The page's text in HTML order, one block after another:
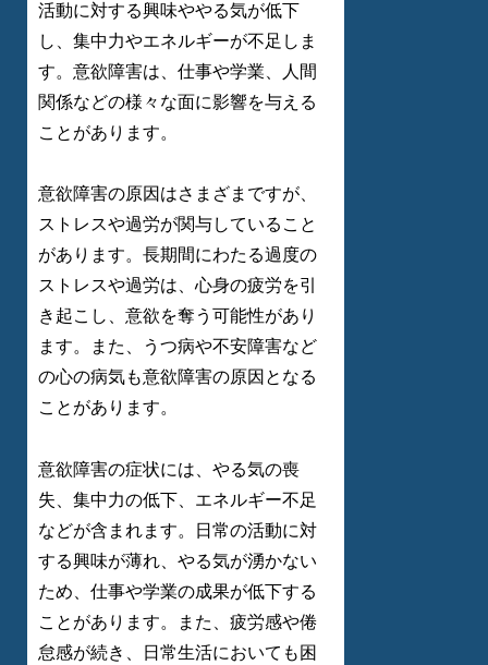
活動に対する興味ややる気が低下
し、集中力やエネルギーが不足しま
す。意欲障害は、仕事や学業、人間
関係などの様々な面に影響を与える
ことがあります。
意欲障害の原因はさまざまですが、
ストレスや過労が関与していること
があります。長期間にわたる過度の
ストレスや過労は、心身の疲労を引
き起こし、意欲を奪う可能性があり
ます。また、うつ病や不安障害など
の心の病気も意欲障害の原因となる
ことがあります。
意欲障害の症状には、やる気の喪
失、集中力の低下、エネルギー不足
などが含まれます。日常の活動に対
する興味が薄れ、やる気が湧かない
ため、仕事や学業の成果が低下する
ことがあります。また、疲労感や倦
怠感が続き、日常生活においても困